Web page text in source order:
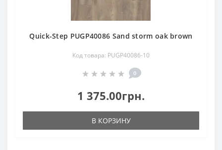
Quick-Step PUGP40086 Sand storm oak brown
Код товара: PUGP40086-10
0
1 375.00грн.
В КОРЗИНУ